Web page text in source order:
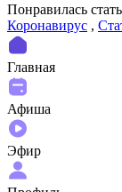
Понравилась
Коронавирус ,
Главная
Афиша
Эфир